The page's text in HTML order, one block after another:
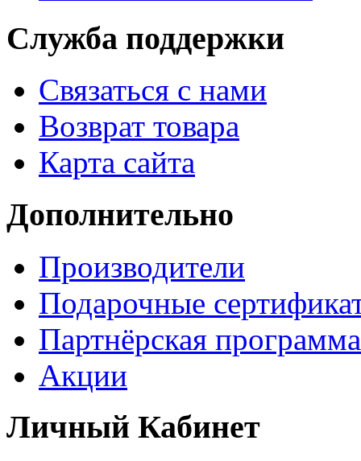
Служба поддержки
Связаться с нами
Возврат товара
Карта сайта
Дополнительно
Производители
Подарочные
Партнёрская программа
Акции
Личный Кабинет